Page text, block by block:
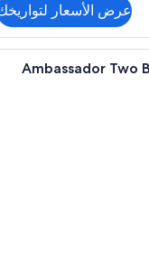
عرض الأسعار
من القطن المصري
Ambassador Two